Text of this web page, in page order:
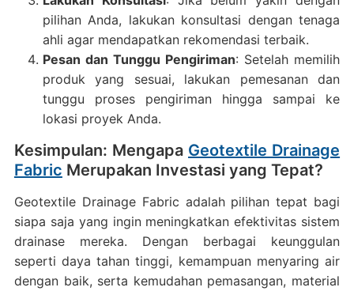
pilihan Anda, lakukan konsultasi dengan tenaga
ahli agar mendapatkan rekomendasi terbaik.
Pesan dan Tunggu Pengiriman: Setelah memilih
produk yang sesuai, lakukan pemesanan dan
tunggu proses pengiriman hingga sampai ke
lokasi proyek Anda.
Kesimpulan: Mengapa Geotextile Drainage
Fabric Merupakan Investasi yang Tepat?
Geotextile Drainage Fabric adalah pilihan tepat bagi
siapa saja yang ingin meningkatkan efektivitas sistem
drainase mereka. Dengan berbagai keunggulan
seperti daya tahan tinggi, kemampuan menyaring air
dengan baik, serta kemudahan pemasangan, material